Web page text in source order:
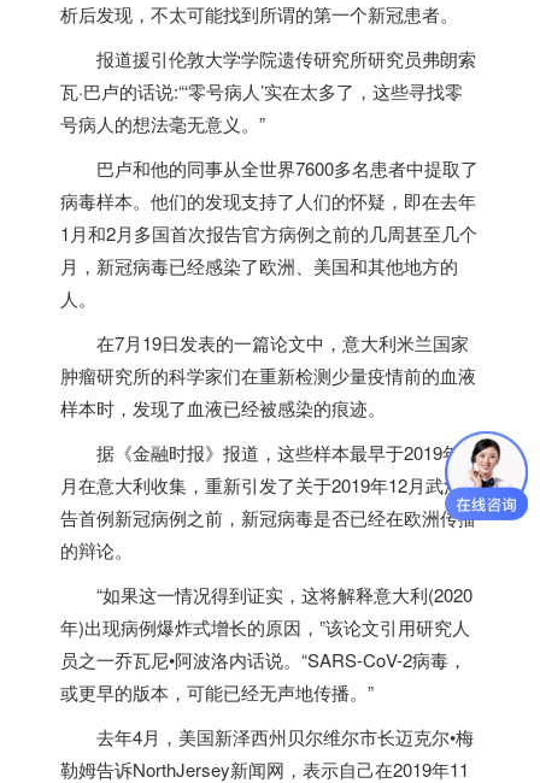
析后发现，不太可能找到所谓的第一个新冠患者。
报道援引伦敦大学学院遗传研究所研究员弗朗索
瓦·巴卢的话说:“‘零号病人’实在太多了，这些寻找零
号病人的想法毫无意义。”
巴卢和他的同事从全世界7600多名患者中提取了
病毒样本。他们的发现支持了人们的怀疑，即在去年
1月和2月多国首次报告官方病例之前的几周甚至几个
月，新冠病毒已经感染了欧洲、美国和其他地方的
人。
在7月19日发表的一篇论文中，意大利米兰国家
肿瘤研究所的科学家们在重新检测少量疫情前的血液
样本时，发现了血液已经被感染的痕迹。
据《金融时报》报道，这些样本最早于2019年10
月在意大利收集，重新引发了关于2019年12月武汉报
告首例新冠病例之前，新冠病毒是否已经在欧洲传播
的辩论。
“如果这一情况得到证实，这将解释意大利(2020
年)出现病例爆炸式增长的原因，”该论文引用研究人
员之一乔瓦尼•阿波洛内话说。“SARS-CoV-2病毒，
或更早的版本，可能已经无声地传播。”
去年4月，美国新泽西州贝尔维尔市长迈克尔•梅
勒姆告诉NorthJersey新闻网，表示自己在2019年11